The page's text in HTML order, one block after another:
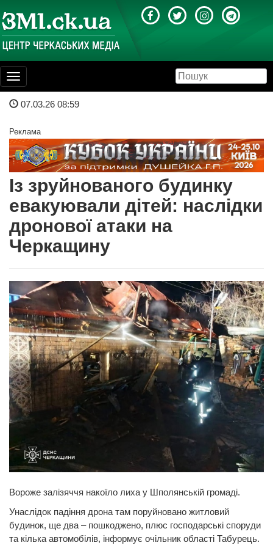
Toggle
navigation
07.03.26 08:59
Реклама
Із зруйнованого будинку
евакуювали дітей: наслідки
дронової атаки на
Черкащину
Вороже залізяччя накоїло лиха у Шполянській громаді.
Унаслідок падіння дрона там поруйновано житловий
будинок, ще два – пошкоджено, плюс господарські споруди
та кілька автомобілів, інформує очільник області Табурець.